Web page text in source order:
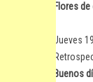
Flores
Jueves
Buenos